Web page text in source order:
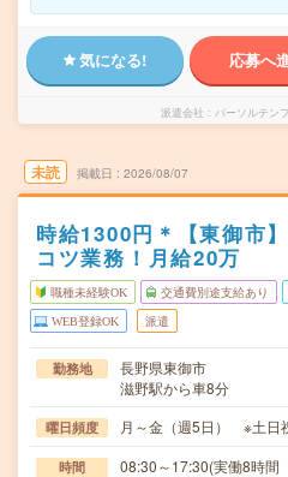
気になる! 応募へ
派遣会社 パーソルテン
未読 掲載日 2026/08/07
時給1300円＊【東御市
コツ業務！月給20万
職種未経験OK 交通費別途支給あり
WEB登録OK 派遣
勤務地
長野県東御市
滋野駅から車8分
曜日頻度 月～金（週5日） ※土日
時間
08:30～17:30(実働8時